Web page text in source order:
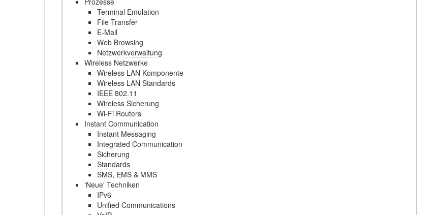
Terminal Emulation
File Transfer
E-Mail
Web Browsing
Netzwerkverwaltung
Wireless Netzwerke
Wireless LAN Komponente
Wireless LAN Standards
IEEE 802.11
Wireless Sicherung
Wi-Fi Routers
Instant Communication
Instant Messaging
Integrated Communication
Sicherung
Standards
SMS, EMS & MMS
'Neue' Techniken
IPv6
Unified Communications